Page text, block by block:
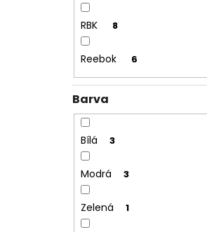
RBK 8
Reebok 6
Barva
Bílá 3
Modrá 3
Zelená 1